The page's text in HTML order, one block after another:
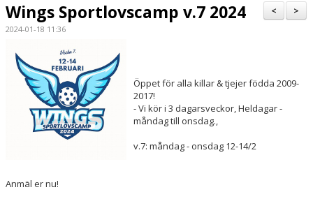
INNEBANDY PLAY
OM KLUBBEN
PARTNERS
LÄGER
KONTAKT
>
<
Wings Sportlovscamp v.7 2024
2024-01-18 11:36
Öppet för alla killar & tjejer födda 2009-
2017!
- Vi kör i 3 dagarsveckor, Heldagar -
måndag till onsdag.,
v.7: måndag - onsdag 12-14/2
Anmäl er nu!